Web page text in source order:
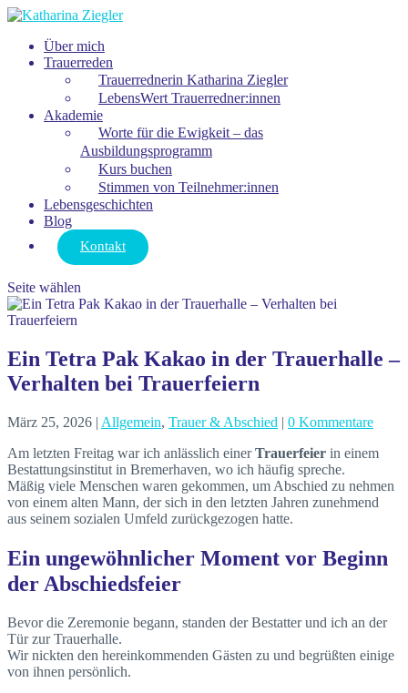
Über mich
Trauerreden
Trauerrednerin Katharina Ziegler
LebensWert Trauerredner:innen
Akademie
Worte für die Ewigkeit – das
Ausbildungsprogramm
Kurs buchen
Stimmen von Teilnehmer:innen
Lebensgeschichten
Blog
Kontakt
Seite wählen
Ein Tetra Pak Kakao in der Trauerhalle –
Verhalten bei Trauerfeiern
März 25, 2026 | Allgemein, Trauer & Abschied | 0 Kommentare
Am letzten Freitag war ich anlässlich einerTrauerfeier in einem
Bestattungsinstitut in Bremerhaven, wo ich häufig spreche.
Mäßig viele Menschen waren gekommen, um Abschied zu nehmen
von einem alten Mann, der sich in den letzten Jahren zunehmend
aus seinem sozialen Umfeld zurückgezogen hatte.
Ein ungewöhnlicher Moment vor Beginn
der Abschiedsfeier
Bevor die Zeremonie begann, standen der Bestatter und ich an der
Tür zur Trauerhalle.
Wir nickten den hereinkommenden Gästen zu und begrüßten einige
von ihnen persönlich.